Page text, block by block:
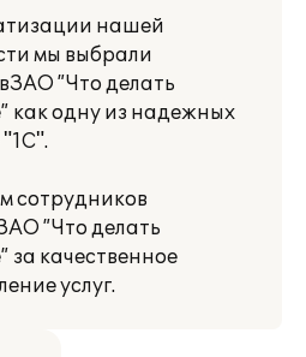
нашей
мы выбрали
”Что делать
как одну из надежных
сотрудников
”Что делать
за качественное
услуг.